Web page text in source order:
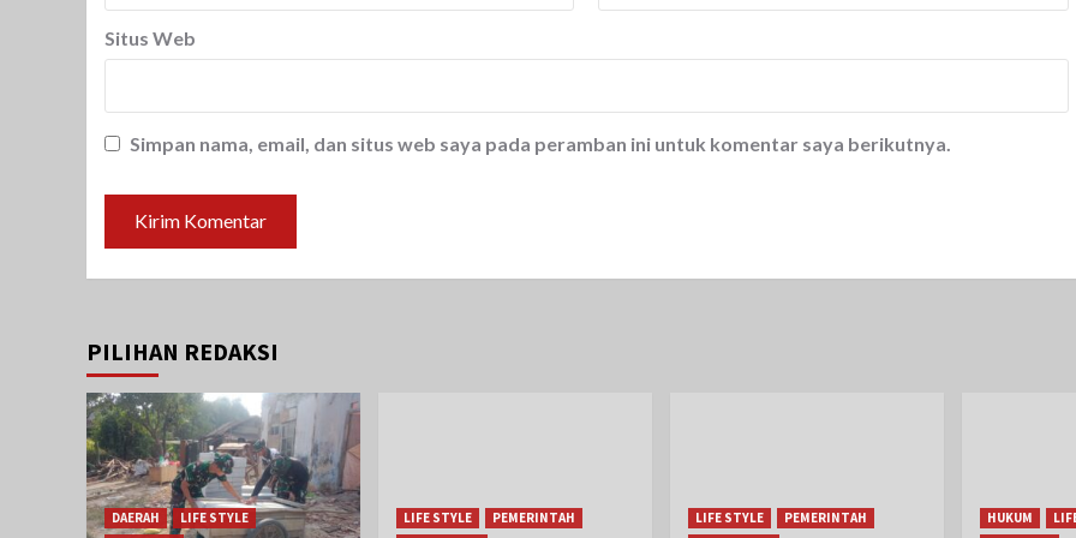
Situs Web
Simpan nama, email, dan situs web saya pada peramban ini untuk komentar saya berikutnya.
PILIHAN REDAKSI
DAERAH
LIFE STYLE
LIFE STYLE
PEMERINTAH
LIFE STYLE
PEMERINTAH
HUKUM